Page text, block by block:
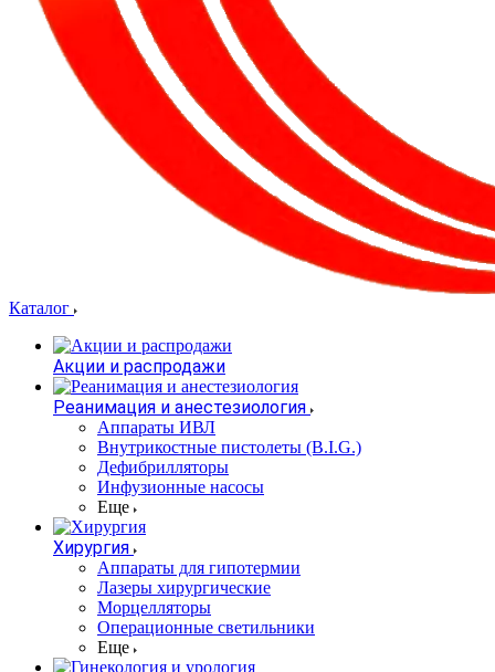
Каталог
Акции и распродажи
Реанимация и анестезиология
Аппараты ИВЛ
Внутрикостные пистолеты (B.I.G.)
Дефибрилляторы
Инфузионные насосы
Еще
Хирургия
Аппараты для гипотермии
Лазеры хирургические
Морцелляторы
Операционные светильники
Еще